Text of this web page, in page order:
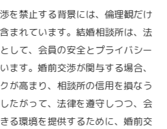
を禁止する背景には、倫理観だけ
まれています。結婚相談所は、法
して、会員の安全とプライバシー
ます。婚前交渉が関与する場合、
が高まり、相談所の信用を損なう
たがって、法律を遵守しつつ、会
る環境を提供するために、婚前交